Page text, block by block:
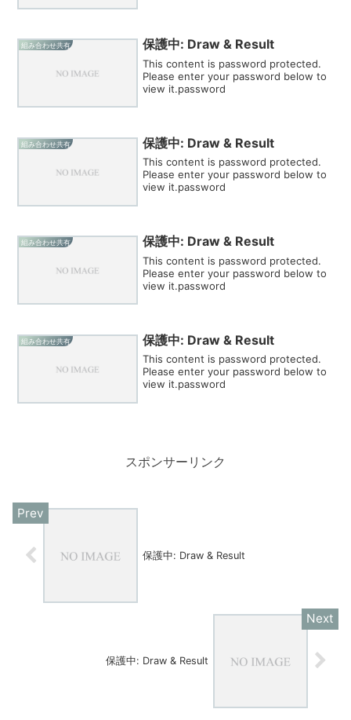
組み合わせ共有 保護中: Draw & Result
This content is password protected.
Please enter your password below to
view it.password
組み合わせ共有 保護中: Draw & Result
This content is password protected.
Please enter your password below to
view it.password
組み合わせ共有 保護中: Draw & Result
This content is password protected.
Please enter your password below to
view it.password
組み合わせ共有 保護中: Draw & Result
This content is password protected.
Please enter your password below to
view it.password
スポンサーリンク
保護中: Draw & Result
保護中: Draw & Result